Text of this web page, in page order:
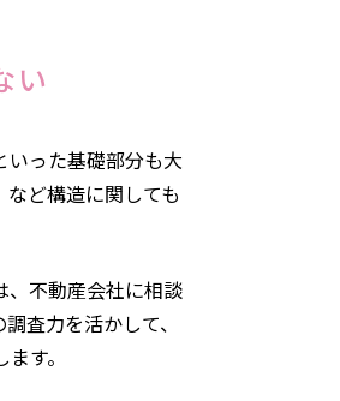
い
いった基礎部分も大
ど構造に関しても
、不動産会社に相談
査力を活かして、
す。